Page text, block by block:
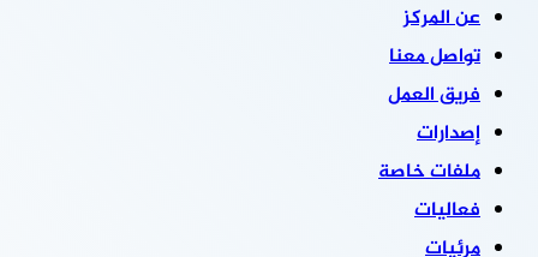
عن المركز
تواصل معنا
فريق العمل
إصدارات
ملفات خاصة
فعاليات
مرئيات